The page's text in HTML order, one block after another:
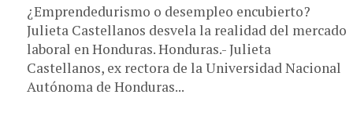
¿Emprendedurismo o desempleo encubierto?
Julieta Castellanos desvela la realidad del mercado
laboral en Honduras. Honduras.- Julieta
Castellanos, ex rectora de la Universidad Nacional
Autónoma de Honduras...